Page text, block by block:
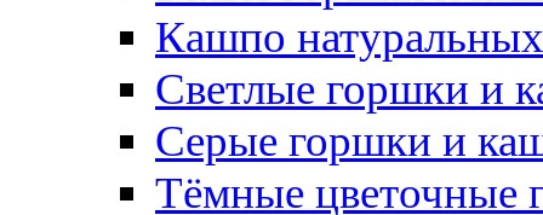
Кашпо
Светлые горшки и
Серые горшки и
Тёмные цветочные